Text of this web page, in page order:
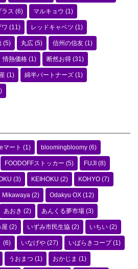
ラス (6) マルキョウ (1)
ワ (11) レッドキャベツ (1)
(5) 丸広 (5) 信州の信友 (1)
情熱価格 (1) 断然お得 (31)
(1) 綿半パートナーズ (1)
マート (1) bloomingbloomy (6)
FOODOFFストッカー (5) FUJI (8)
(3) KEIHOKU (2) KOHYO (7)
Mikawaya (2) Odakyu OX (12)
あおき (2) あんくる夢市場 (3)
屋 (2) いずみ市民生協 (2) いちい (2)
(6) いなげや (27) いばらきコープ(1)
うおまつ (1) おかじま (1)